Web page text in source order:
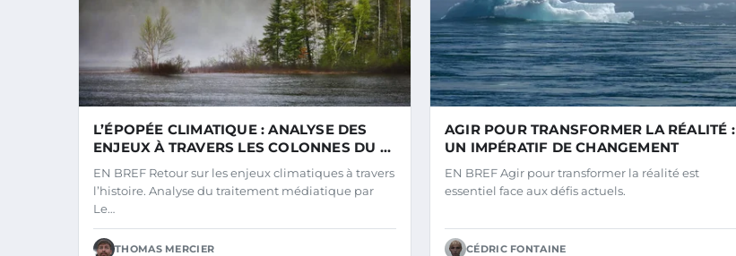
L’ÉPOPÉE CLIMATIQUE : ANALYSE DES
ENJEUX À TRAVERS LES COLONNES DU «
MONDE »
EN BREF Retour sur les enjeux climatiques à travers
l’histoire. Analyse du traitement médiatique par
Le…
THOMAS MERCIER
AGIR POUR TRANSFORMER LA RÉALITÉ :
UN IMPÉRATIF DE CHANGEMENT
EN BREF Agir pour transformer la réalité est
essentiel face aux défis actuels.
CÉDRIC FONTAINE